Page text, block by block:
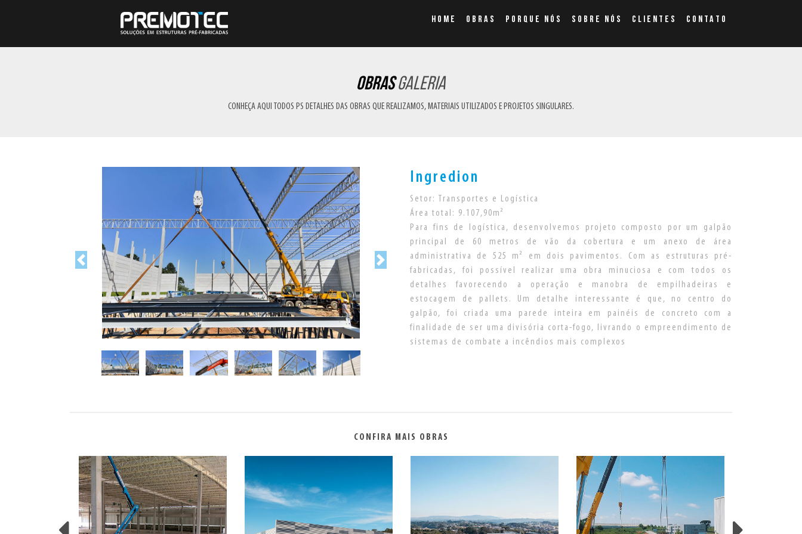
HOME OBRAS PORQUE NÓS SOBRE NÓS CLIENTES CONTATO
Obrasgaleria
CONHEÇA AQUI TODOS PS DETALHES DAS OBRAS QUE REALIZAMOS, MATERIAIS UTILIZADOS E PROJETOS SINGULARES.
Ingredion
Setor: Transportes e Logística
Área total: 9.107,90m²
Para fins de logística, desenvolvemos projeto composto por um galpão
principal de 60 metros de vão da cobertura e um anexo de área
administrativa de 525 m² em dois pavimentos. Com as estruturas pré-
fabricadas, foi possível realizar uma obra minuciosa e com todos os
detalhes favorecendo a operação e manobra de empilhadeiras e
estocagem de pallets. Um detalhe interessante é que, no centro do
galpão, foi criada uma parede inteira em painéis de concreto com a
finalidade de ser uma divisória corta-fogo, livrando o empreendimento de
sistemas de combate a incêndios mais complexos
CONFIRA MAIS OBRAS